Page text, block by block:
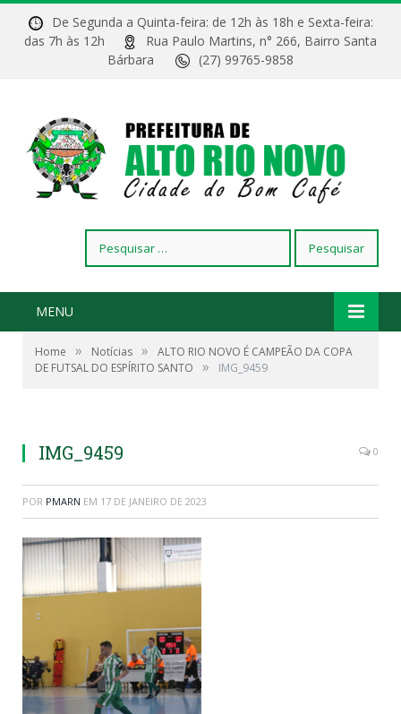
De Segunda a Quinta-feira: de 12h às 18h e Sexta-feira:
das 7h às 12h
Rua Paulo Martins, n° 266, Bairro Santa
Bárbara
(27) 99765-9858
por:
MENU
Home » Notícias »
ALTO RIO NOVO É CAMPEÃO DA COPA
DE FUTSAL DO ESPÍRITO SANTO
» IMG_9459
IMG_9459 0
POR PMARN EM 17 DE JANEIRO DE 2023